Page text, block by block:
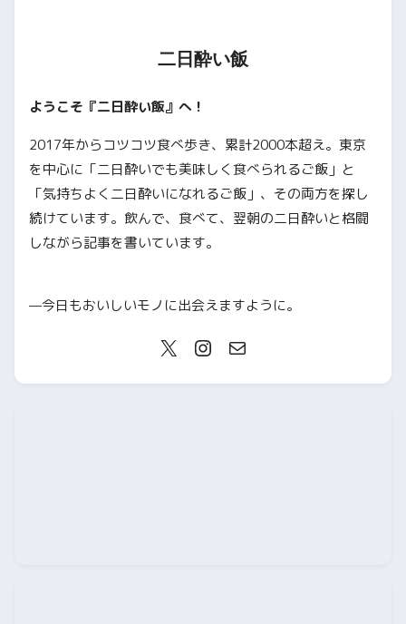
二日酔い飯
ようこそ『二日酔い飯』へ！
2017年からコツコツ食べ歩き、累計2000本超え。東京
を中心に「二日酔いでも美味しく食べられるご飯」と
「気持ちよく二日酔いになれるご飯」、その両方を探し
続けています。飲んで、食べて、翌朝の二日酔いと格闘
しながら記事を書いています。
—今日もおいしいモノに出会えますように。